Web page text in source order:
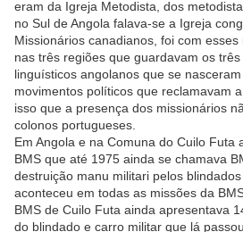
eram da Igreja Metodista, dos
no Sul de Angola falava-se a Igreja
Missionários canadianos, foi com
nas três regiões que guardavam os
linguísticos angolanos que se
movimentos políticos que reclamavam
isso que a presença dos missionários
colonos portugueses.
Em Angola e na Comuna do Cuilo Futa
BMS que até 1975 ainda se chamava
destruição manu militari pelos
aconteceu em todas as missões da
BMS de Cuilo Futa ainda apresentava
do blindado e carro militar que lá